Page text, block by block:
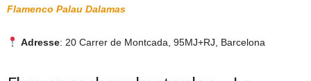
Flamenco Palau Dalamas
Adresse: 20 Carrer de Montcada, 95MJ+RJ, Barcelona